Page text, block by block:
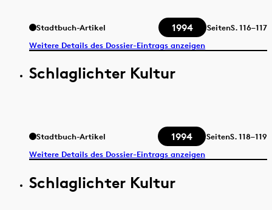
Stadtbuch-Artikel 1994 SeitenS.116–117
Weitere Details des Dossier-Eintrags anzeigen
Schlaglichter Kultur
Stadtbuch-Artikel 1994 SeitenS.118–119
Weitere Details des Dossier-Eintrags anzeigen
Schlaglichter Kultur